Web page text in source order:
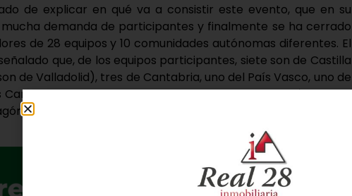
de explicar en qué va a consistir este evento, que en su
demanda de participantes y finalmente se ha cerrado
de 28 equipos y 10 comunidades autónomas diferentes. El
que, de los equipos participantes, siete son de Castilla
de Valladolid), tres de Cantabria, uno del País Vasco, uno de
Canarias, 6 de Madrid, 4 de Asturias, uno de Andalucía, uno de
«de tal manera que prácticamente toda España estará